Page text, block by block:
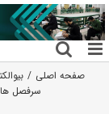
رفتن
به
محتوا
صفحه اصلی
سرفصل